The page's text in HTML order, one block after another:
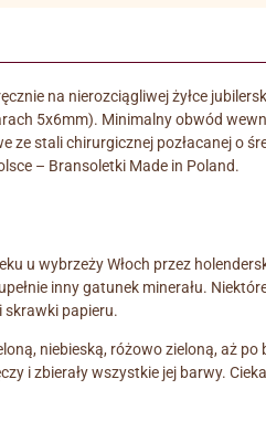
na nierozciągliwej żyłce
5x6mm). Minimalny obwód
ze stali chirurgicznej pozłacanej o
– Bransoletki Made in Poland.
u wybrzeży Włoch przez
inny gatunek minerału.
skrawki papieru.
niebieską, różowo zieloną, aż po
i zbierały wszystkie jej barwy.